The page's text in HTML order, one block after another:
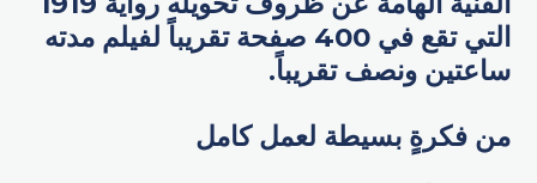
التي تقع في 400 صفحة تقريباً لفيلم مدته
ساعتين ونصف تقريباً.
من فكرةٍ بسيطة لعمل كامل